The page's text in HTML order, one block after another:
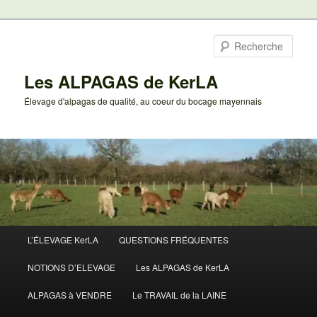
Les ALPAGAS de KerLA
Élevage d'alpagas de qualité, au coeur du bocage mayennais
principal
L’ÉLEVAGE KerLA QUESTIONS FRÉQUENTES
NOTIONS D’ELEVAGE Les ALPAGAS de KerLA
ALPAGAS à VENDRE Le TRAVAIL de la LAINE